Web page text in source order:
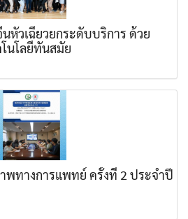
หัวเฉียวยกระดับบริการ ด้วย
นโลยีทันสมัย
พทางการแพทย์ ครั้งที่ 2 ประจำปี